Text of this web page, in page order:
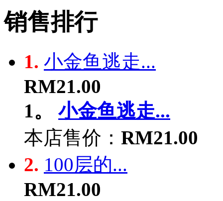
销售排行
1. 小金鱼逃走...
RM21.00
1。
小金鱼逃走...
本店售价： RM21.00
2. 100层的...
RM21.00